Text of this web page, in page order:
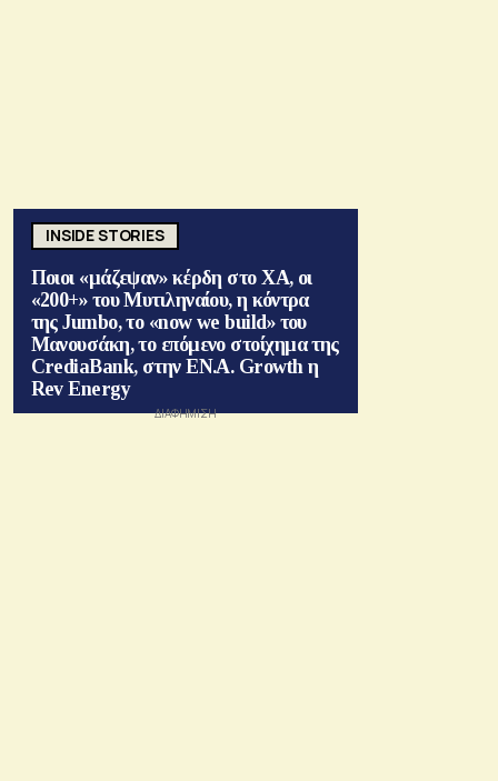
INSIDE STORIES
Ποιοι «μάζεψαν» κέρδη στο ΧΑ, οι
«200+» του Μυτιληναίου, η κόντρα
της Jumbo, το «now we build» του
Μανουσάκη, το επόμενο στοίχημα της
CrediaBank, στην ΕΝ.Α. Growth η
Rev Energy